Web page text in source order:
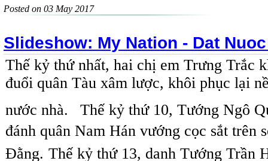
Posted on 03 May 2017
Slideshow: My Nation - Dat
Thế kỷ thứ nhất, hai chị em Trưng Trắc
đuổi quân Tàu xâm lược, khôi phục lại
nước nhà.
Thế kỷ thứ 10, Tướng Ngô
đánh quân Nam Hán vướng cọc sắt trên
Đằng. Thế kỷ thứ 13, danh Tướng Trần